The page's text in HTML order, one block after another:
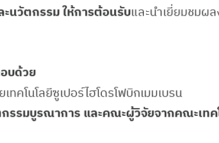
นวัตกรรม ให้การต้อนรับและนำเยี่ยมชมผ
บด้วย
คโนโลยีซูเปอร์ไฮโดรโฟบิกเมมเบรน
รรมบูรณาการ และคณะผู้วิจัยจากคณะเท